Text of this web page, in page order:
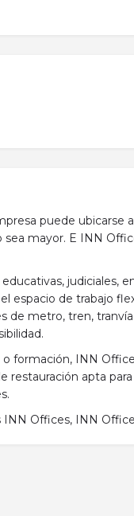
puede ubicarse
mayor. E INN
judiciales,
espacio de trabajo
de metro, tren,
o formación, INN
apta para
INN Offices, INN